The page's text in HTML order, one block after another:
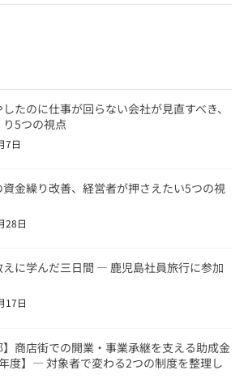
たのに仕事が回らない会社が見直すべき、
5つの視点
7日
資金繰り改善、経営者が押さえたい5つの視
28日
えに学んだ三日間 ― 鹿児島社員旅行に参加
17日
】商店街での開業・事業承継を支える助成金
年度】― 対象者で変わる2つの制度を整理し